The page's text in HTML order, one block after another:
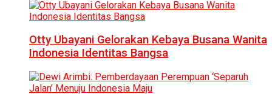
Otty Ubayani Gelorakan Kebaya Busana Wanita
Indonesia Identitas Bangsa